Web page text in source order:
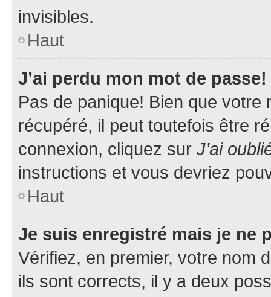
invisibles.
Haut
J’ai perdu mon mot de passe!
Pas de panique! Bien que
récupéré, il peut toutefois être
connexion, cliquez sur J’ai
instructions et vous devriez
Haut
Je suis enregistré mais je ne
Vérifiez, en premier, votre nom
ils sont corrects, il y a deux